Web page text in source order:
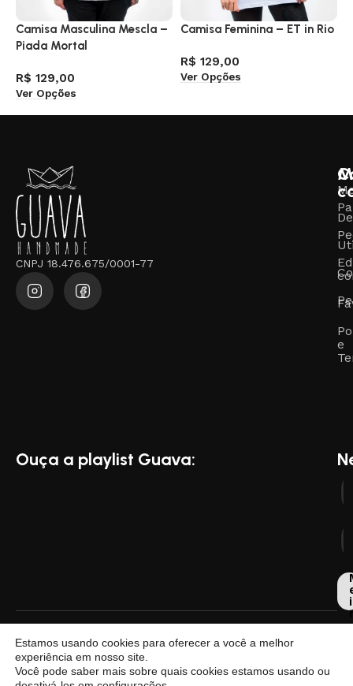
Camisa Masculina Mescla –
Piada Mortal
R$ 129,00
Ver Opções
Camisa Feminina – ET in Rio
R$ 129,00
Ver Opções
CNPJ 18.476.675/0001-77
e
Ouça a playlist Guava:
i
Estamos usando cookies para oferecer a você a melhor
experiência em nosso site.
Você pode saber mais sobre quais cookies estamos usando ou